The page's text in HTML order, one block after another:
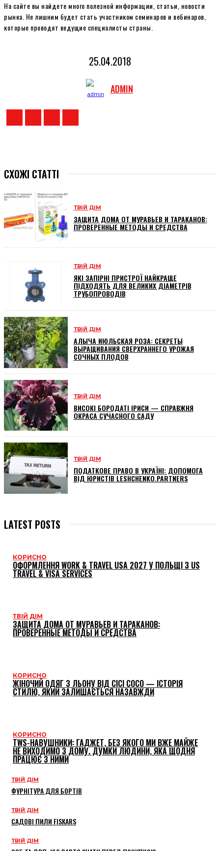
На сайте вы найдете много полезной информации, статьи, новости
рынка. Не лишним будет стать участником семинаров и вебинаров,
которые проводят ведущие специалисты страны.
25.04.2018
ADMIN
СХОЖІ СТАТТІ
ТВІЙ ДІМ
ЗАЩИТА ДОМА ОТ МУРАВЬЕВ И ТАРАКАНОВ:
ПРОВЕРЕННЫЕ МЕТОДЫ И СРЕДСТВА
ТВІЙ ДІМ
ЯКІ ЗАПІРНІ ПРИСТРОЇ НАЙКРАЩЕ
ПІДХОДЯТЬ ДЛЯ ВЕЛИКИХ ДІАМЕТРІВ
ТРУБОПРОВОДІВ
ТВІЙ ДІМ
АЛЫЧА ИЮЛЬСКАЯ РОЗА: СЕКРЕТЫ
ВЫРАЩИВАНИЯ СВЕРХРАННЕГО УРОЖАЯ
СОЧНЫХ ПЛОДОВ
ТВІЙ ДІМ
ВИСОКІ БОРОДАТІ ІРИСИ — СПРАВЖНЯ
ОКРАСА СУЧАСНОГО САДУ
ТВІЙ ДІМ
ПОДАТКОВЕ ПРАВО В УКРАЇНІ: ДОПОМОГА
ВІД ЮРИСТІВ LESHCHENKO.PARTNERS
LATEST POSTS
КОРИСНО
ОФОРМЛЕННЯ WORK & TRAVEL USA 2027 У ПОЛЬЩІ З US
TRAVEL & VISA SERVICES
ТВІЙ ДІМ
ЗАЩИТА ДОМА ОТ МУРАВЬЕВ И ТАРАКАНОВ:
ПРОВЕРЕННЫЕ МЕТОДЫ И СРЕДСТВА
КОРИСНО
ЖІНОЧИЙ ОДЯГ З ЛЬОНУ ВІД CICI COCO — ІСТОРІЯ
СТИЛЮ, ЯКИЙ ЗАЛИШАЄТЬСЯ НАЗАВЖДИ
КОРИСНО
TWS-НАВУШНИКИ: ГАДЖЕТ, БЕЗ ЯКОГО МИ ВЖЕ МАЙЖЕ
НЕ ВИХОДИМО З ДОМУ. ДУМКИ ЛЮДИНИ, ЯКА ЩОДНЯ
ПРАЦЮЄ З НИМИ
ТВІЙ ДІМ
ФУРНІТУРА ДЛЯ БОРТІВ
ТВІЙ ДІМ
САДОВІ ПИЛИ FISKARS
ТВІЙ ДІМ